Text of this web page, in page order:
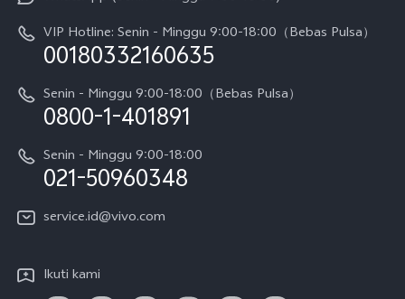
V70
V70 FE
Y05
X300 Pro
Gerai Terdekat
Pembaruan Sistem
Harga Spare Part
Otentikasi IMEI
Kebijakan Garansi vivo
Layanan Perbaikan Antar Jemput
Unduh LUT untuk Memulihkan Log
Berita
Pemberitahuan Hukum
Tentang Kami
Pusat Privasi vivo
VIP Hotline: Senin - Minggu 9:00-18:00（Bebas Pulsa）
00180332160635
Senin - Minggu 9:00-18:00（Bebas Pulsa）
0800-1-401891
Senin - Minggu 9:00-18:00
021-50960348
service.id@vivo.com
Ikuti kami